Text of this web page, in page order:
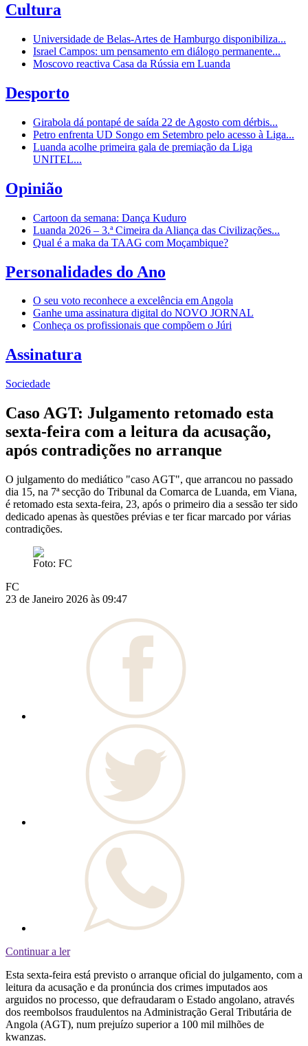
Cultura
Universidade de Belas-Artes de Hamburgo disponibiliza...
Israel Campos: um pensamento em diálogo permanente...
Moscovo reactiva Casa da Rússia em Luanda
Desporto
Girabola dá pontapé de saída 22 de Agosto com dérbis...
Petro enfrenta UD Songo em Setembro pelo acesso à Liga...
Luanda acolhe primeira gala de premiação da Liga
UNITEL...
Opinião
Cartoon da semana: Dança Kuduro
Luanda 2026 – 3.ª Cimeira da Aliança das Civilizações...
Qual é a maka da TAAG com Moçambique?
Personalidades do Ano
O seu voto reconhece a excelência em Angola
Ganhe uma assinatura digital do NOVO JORNAL
Conheça os profissionais que compõem o Júri
Assinatura
Sociedade
Caso AGT: Julgamento retomado esta
sexta-feira com a leitura da acusação,
após contradições no arranque
O julgamento do mediático "caso AGT", que arrancou no passado
dia 15, na 7ª secção do Tribunal da Comarca de Luanda, em Viana,
é retomado esta sexta-feira, 23, após o primeiro dia a sessão ter sido
dedicado apenas às questões prévias e ter ficar marcado por várias
contradições.
Foto: FC
FC
23 de Janeiro 2026 às 09:47
Continuar a ler
Esta sexta-feira está previsto o arranque oficial do julgamento, com a
leitura da acusação e da pronúncia dos crimes imputados aos
arguidos no processo, que defraudaram o Estado angolano, através
dos reembolsos fraudulentos na Administração Geral Tributária de
Angola (AGT), num prejuízo superior a 100 mil milhões de
kwanzas.